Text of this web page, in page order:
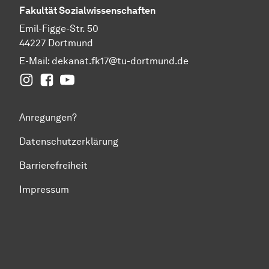
FakultätSozial­wissen­schaften
Emil-Figge-Str. 50
44227 Dortmund
E-Mail: dekanat.fk17@tu-dortmund.de
InstagramFacebook
YouTube
Anregungen?
Datenschutzerklärung
Barrierefreiheit
Impressum